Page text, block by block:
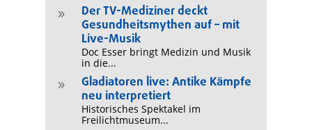
9
Der TV-Mediziner deckt
Gesundheitsmythen auf – mit
Live-Musik
Doc Esser bringt Medizin und Musik
in die...
9
Gladiatoren live: Antike Kämpfe
neu interpretiert
Historisches Spektakel im
Freilichtmuseum...